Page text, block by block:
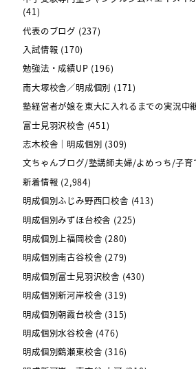
(41)
代表のブログ (237)
入試情報 (170)
勉強法・成績UP (196)
南大塚校舎／明成個別 (171)
塾経営者が娘を東大に入れるまでの実況中
富士見羽沢校舎 (451)
志木校舎｜明成個別 (309)
文ちゃんブログ/塾講師夫婦/よめっち/子育
新着情報 (2,984)
明成個別ふじみ野西口校舎 (413)
明成個別みずほ台校舎 (225)
明成個別上福岡校舎 (280)
明成個別南古谷校舎 (279)
明成個別富士見羽沢校舎 (430)
明成個別新河岸校舎 (319)
明成個別朝霞台校舎 (315)
明成個別水谷校舎 (476)
明成個別鶴瀬東校舎 (316)